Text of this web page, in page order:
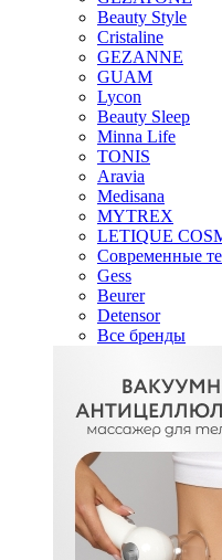
Beauty Style
Cristaline
GEZANNE
GUAM
Lycon
Beauty Sleep
Minna Life
TONIS
Aravia
Medisana
MYTREX
LETIQUE
Современные
Gess
Beurer
Detensor
Все бренды